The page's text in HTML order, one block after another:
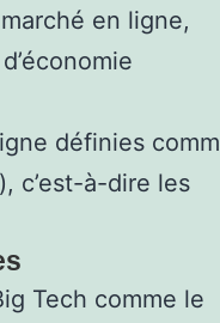
en ligne,
définies
), c’est-à-dire les
Tech comme le